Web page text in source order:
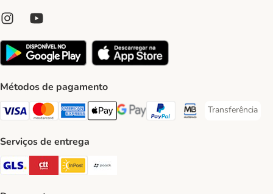
Métodos de pagamento
Visa Payment Method
Mastercard Payment Method
American Express Payment Method
Apple Pay Payment Method
Google Pay Payment Method
PayPal Payment Method
Multibanco Payment
Transferência
Transferência
Serviços de entrega
GLS Shipping Method
CTTExpress Shipping Method
InPost Shipping Method